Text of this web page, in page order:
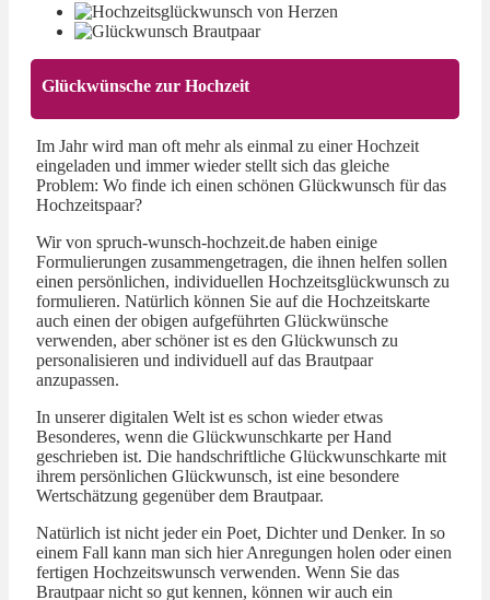
Glückwünsche zur Hochzeit
Im Jahr wird man oft mehr als einmal zu einer Hochzeit
eingeladen und immer wieder stellt sich das gleiche
Problem: Wo finde ich einen schönen Glückwunsch für das
Hochzeitspaar?
Wir von spruch-wunsch-hochzeit.de haben einige
Formulierungen zusammengetragen, die ihnen helfen sollen
einen persönlichen, individuellen Hochzeitsglückwunsch zu
formulieren. Natürlich können Sie auf die Hochzeitskarte
auch einen der obigen aufgeführten Glückwünsche
verwenden, aber schöner ist es den Glückwunsch zu
personalisieren und individuell auf das Brautpaar
anzupassen.
In unserer digitalen Welt ist es schon wieder etwas
Besonderes, wenn die Glückwunschkarte per Hand
geschrieben ist. Die handschriftliche Glückwunschkarte mit
ihrem persönlichen Glückwunsch, ist eine besondere
Wertschätzung gegenüber dem Brautpaar.
Natürlich ist nicht jeder ein Poet, Dichter und Denker. In so
einem Fall kann man sich hier Anregungen holen oder einen
fertigen Hochzeitswunsch verwenden. Wenn Sie das
Brautpaar nicht so gut kennen, können wir auch ein